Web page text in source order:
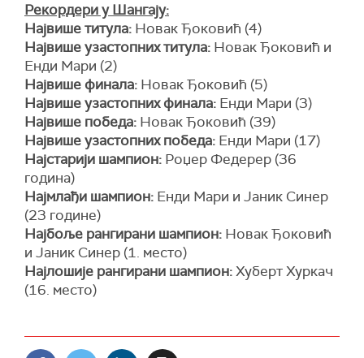
Рекордери у Шангају:
Највише титула: Новак Ђоковић (4)
Највише узастопних титула: Новак Ђоковић и
Енди Мари (2)
Највише финала: Новак Ђоковић (5)
Највише узастопних финала: Енди Мари (3)
Највише победа: Новак Ђоковић (39)
Највише узастопних победа: Енди Мари (17)
Најстарији шампион: Роџер Федерер (36
година)
Најмлађи шампион: Енди Мари и Јаник Синер
(23 године)
Најбоље рангирани шампион: Новак Ђоковић
и Јаник Синер (1. место)
Најлошије рангирани шампион:Хуберт Хуркач
(16. место)